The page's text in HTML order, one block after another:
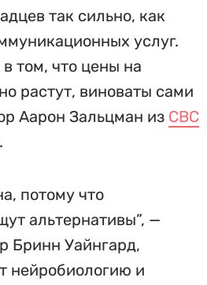
так сильно, как
услуг.
том, что цены на
растут, виноваты сами
Аарон Зальцман из CBC
потому что
альтернативы”, —
Бринн Уайнгард,
нейробиологию и